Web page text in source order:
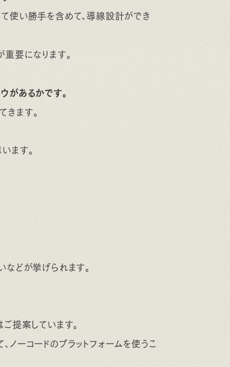
使い勝手を含めて、導線設計ができ
要になります。
があるかです。
ます。
ます。
どが挙げられます。
提案しています。
ーコードのプラットフォームを使うこ